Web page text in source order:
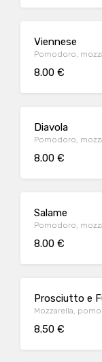
Viennese
Pomodoro,
8.00 €
Diavola
Pomodoro,
8.00 €
Salame
Pomodoro,
8.00 €
Prosciutto e
Mozzarella,
8.50 €